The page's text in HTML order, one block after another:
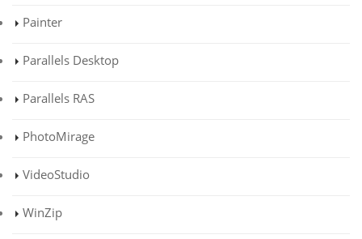
Painter
Parallels Desktop
Parallels RAS
PhotoMirage
VideoStudio
WinZip